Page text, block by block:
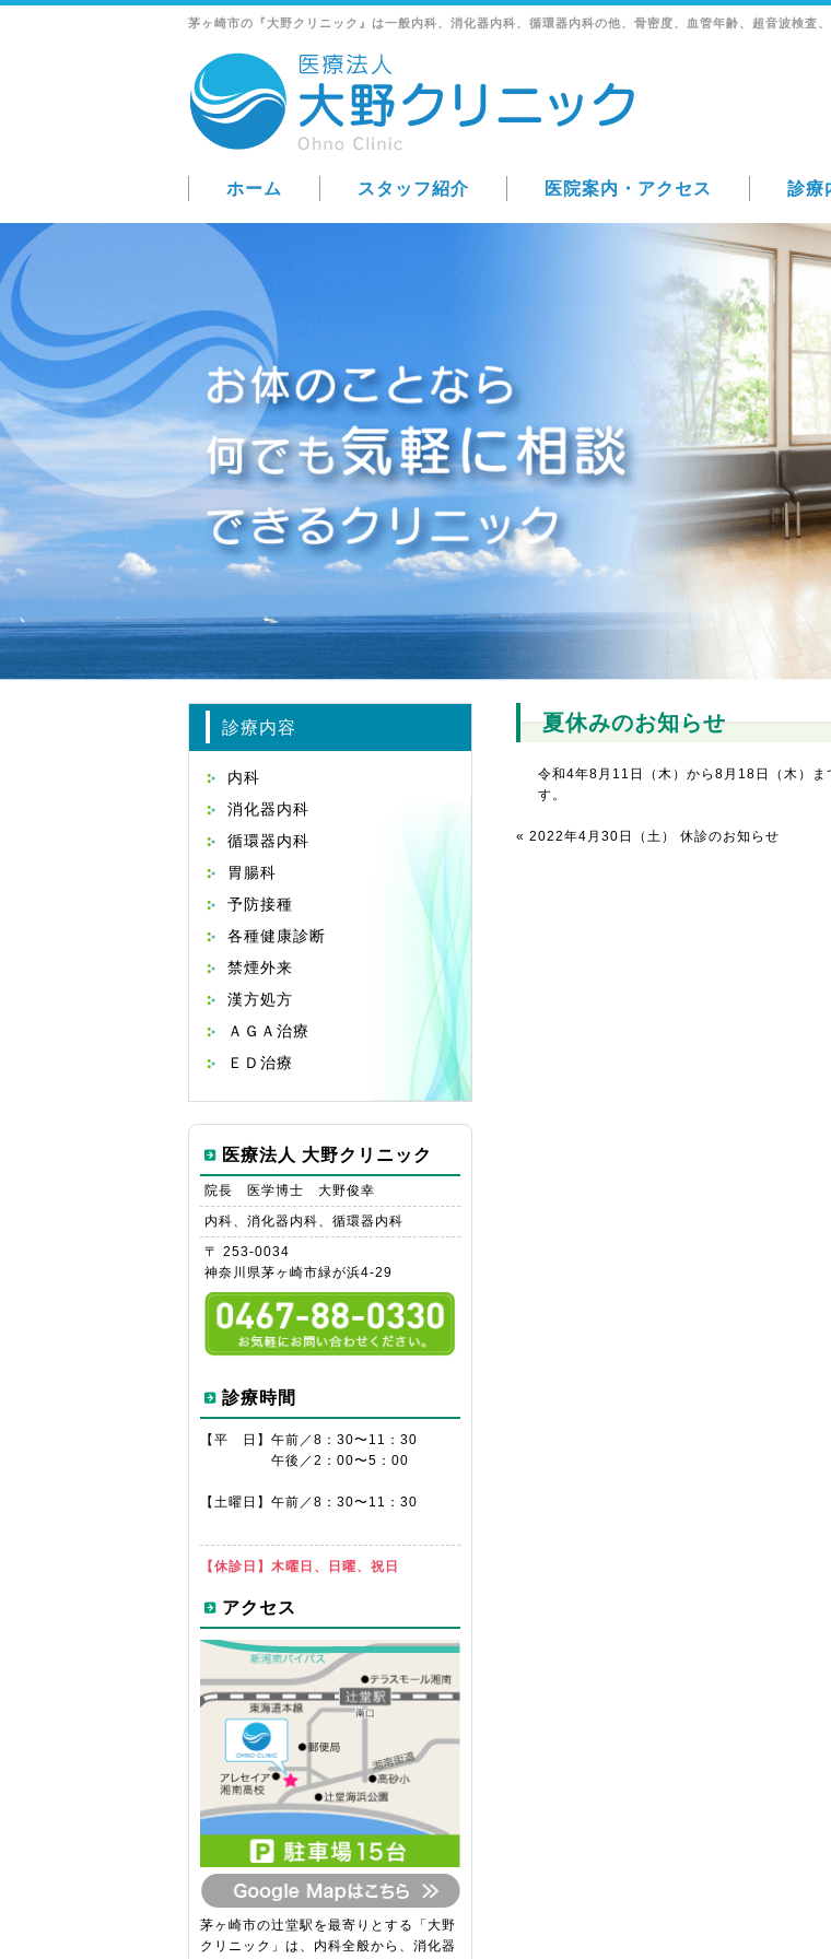
茅ヶ崎市の『大野クリニック』は一般内科、消化器内科、循環器内科の他、骨密度、血管年齢、超音波検査
ホーム スタッフ紹介 医院案内・アクセス 診療
夏休みのお知らせ
令和4年8月11日（木）から8月18日（木）ま
す。
« 2022年4月30日（土） 休診のお知らせ
診療内容
内科
消化器内科
循環器内科
胃腸科
予防接種
各種健康診断
禁煙外来
漢方処方
ＡＧＡ治療
ＥＤ治療
医療法人 大野クリニック
院長 医学博士 大野俊幸
内科、消化器内科、循環器内科
〒 253-0034
神奈川県茅ヶ崎市緑が浜4-29
診療時間
【平 日】 午前／8：30〜11：30
午後／2：00〜5：00
【土曜日】 午前／8：30〜11：30
【休診日】 木曜日、日曜、祝日
アクセス
茅ヶ崎市の辻堂駅を最寄りとする「大野
クリニック」は、内科全般から、消化器